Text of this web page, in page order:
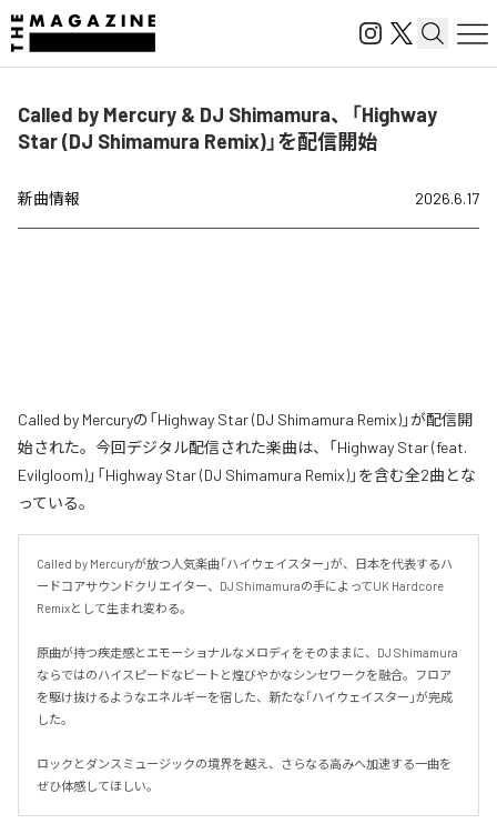
Called by Mercury & DJ Shimamura、「Highway
Star (DJ Shimamura Remix)」を配信開始
新曲情報 2026.6.17
Called by Mercuryの「Highway Star (DJ Shimamura Remix)」が配信開
始された。今回デジタル配信された楽曲は、「Highway Star (feat.
Evilgloom)」「Highway Star (DJ Shimamura Remix)」を含む全2曲とな
っている。
Called by Mercuryが放つ人気楽曲「ハイウェイスター」が、日本を代表するハ
ードコアサウンドクリエイター、DJ Shimamuraの手によってUK Hardcore
Remixとして生まれ変わる。
原曲が持つ疾走感とエモーショナルなメロディをそのままに、DJ Shimamura
ならではのハイスピードなビートと煌びやかなシンセワークを融合。フロア
を駆け抜けるようなエネルギーを宿した、新たな「ハイウェイスター」が完成
した。
ロックとダンスミュージックの境界を越え、さらなる高みへ加速する一曲を
ぜひ体感してほしい。